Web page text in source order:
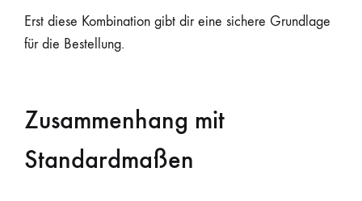
Erst diese Kombination gibt dir eine sichere Grundlage
für die Bestellung.
Zusammenhang mit
Standardmaßen